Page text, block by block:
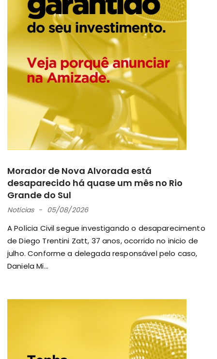
Morador de Nova Alvorada está
desaparecido há quase um mês no Rio
Grande do Sul
Notícias 05/08/2026
A Polícia Civil segue investigando o desaparecimento
de Diego Trentini Zatt, 37 anos, ocorrido no inicio de
julho. Conforme a delegada responsável pelo caso,
Daniela Mi...